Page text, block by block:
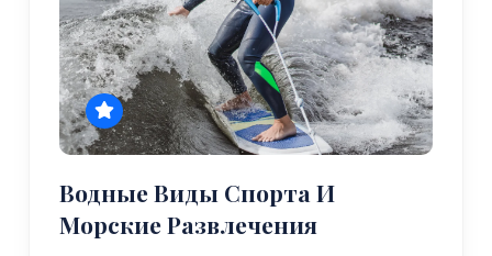
Водные Виды Спорта И
Морские Развлечения